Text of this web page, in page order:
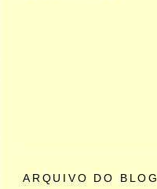
ARQUIVO DO BLOG